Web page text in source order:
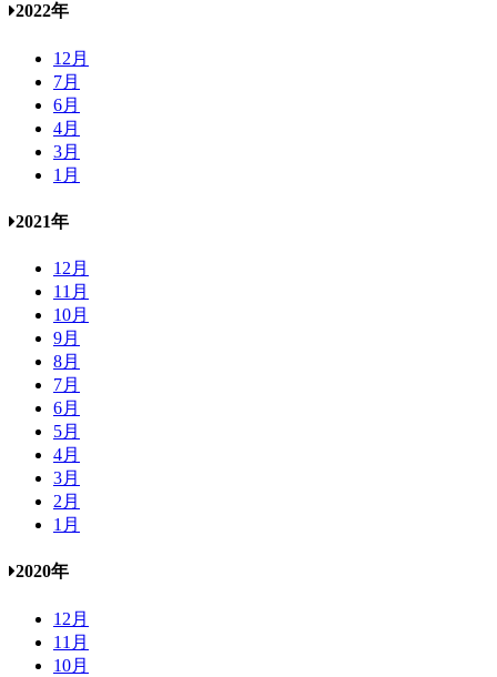
2022年
12月
7月
6月
4月
3月
1月
2021年
12月
11月
10月
9月
8月
7月
6月
5月
4月
3月
2月
1月
2020年
12月
11月
10月